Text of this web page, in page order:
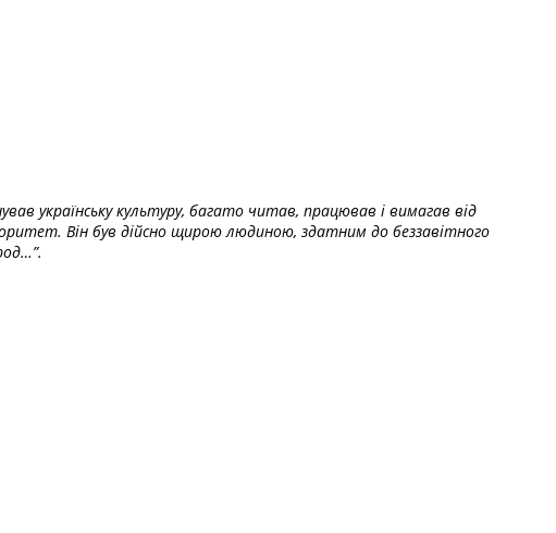
українську культуру, багато читав, працював і вимагав від
Він був дійсно щирою людиною, здатним до беззавітного